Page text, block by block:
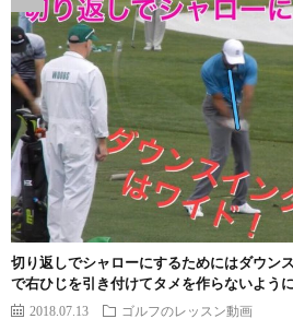
切り返しでシャローにするためにはダウン
で右ひじを引き付けてタメを作らないよう
2018.07.13 ゴルフのレッスン動画